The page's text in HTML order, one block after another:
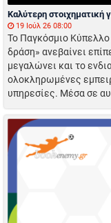
Καλύτερη στοιχηματική
19 Ιούλ 26 08:00
Το Παγκόσμιο
δράση» ανεβαίνει
μεγαλώνει και το
ολοκληρωμένες
υπηρεσίες. Μέσα σε